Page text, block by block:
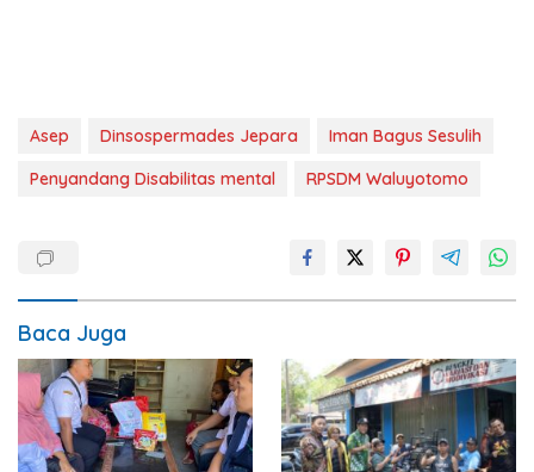
Asep Dinsospermades Jepara
Iman Bagus Sesulih
Penyandang Disabilitas mental
RPSDM Waluyotomo
Baca Juga